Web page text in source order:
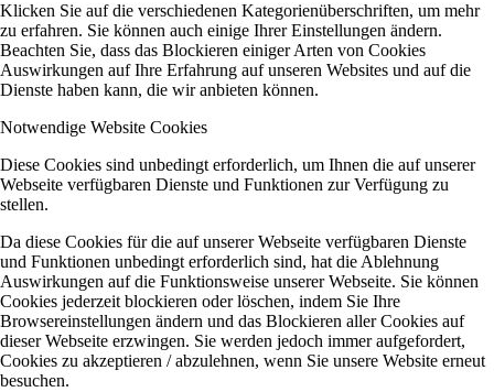
Klicken Sie auf die verschiedenen Kategorienüberschriften, um mehr
zu erfahren. Sie können auch einige Ihrer Einstellungen ändern.
Beachten Sie, dass das Blockieren einiger Arten von Cookies
Auswirkungen auf Ihre Erfahrung auf unseren Websites und auf die
Dienste haben kann, die wir anbieten können.
Notwendige Website Cookies
Diese Cookies sind unbedingt erforderlich, um Ihnen die auf unserer
Webseite verfügbaren Dienste und Funktionen zur Verfügung zu
stellen.
Da diese Cookies für die auf unserer Webseite verfügbaren Dienste
und Funktionen unbedingt erforderlich sind, hat die Ablehnung
Auswirkungen auf die Funktionsweise unserer Webseite. Sie können
Cookies jederzeit blockieren oder löschen, indem Sie Ihre
Browsereinstellungen ändern und das Blockieren aller Cookies auf
dieser Webseite erzwingen. Sie werden jedoch immer aufgefordert,
Cookies zu akzeptieren / abzulehnen, wenn Sie unsere Website erneut
besuchen.